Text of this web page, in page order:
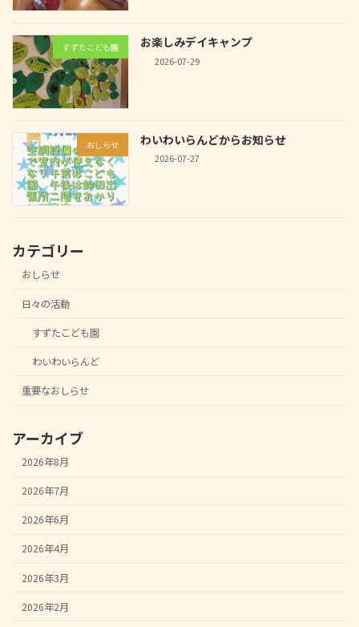
すずたこども園 お楽しみデイキャンプ
2026-07-29
おしらせ わいわいらんどからお知らせ
2026-07-27
カテゴリー
おしらせ
日々の活動
すずたこども園
わいわいらんど
重要なおしらせ
アーカイブ
2026年8月
2026年7月
2026年6月
2026年4月
2026年3月
2026年2月